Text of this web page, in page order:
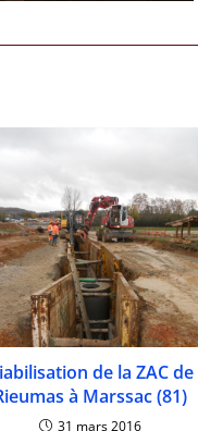
de la ZAC de
à Marssac (81)
31 mars 2016